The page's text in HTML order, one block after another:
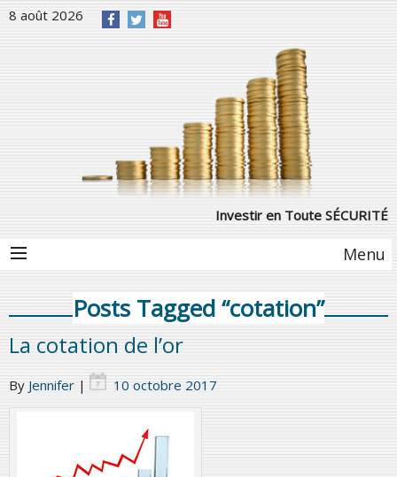
8 août 2026
Investir en Toute SÉCURITÉ
Menu
Posts Tagged “cotation”
La cotation de l’or
By Jennifer | 10 octobre 2017